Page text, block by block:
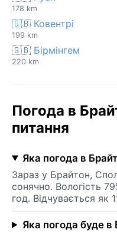
178 km
🇬🇧 Ковентрі
199 km
🇬🇧 Бірмінгем
220 km
Погода в
питання
Яка погода в
Зараз у Брайтон,
сонячно. Вологість
год. Відчувається як
Яка погода буде в